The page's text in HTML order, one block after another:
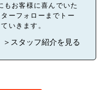
もお客様に喜んでいた
ーフォローまでトー
いきます。
＞スタッフ紹介を見る